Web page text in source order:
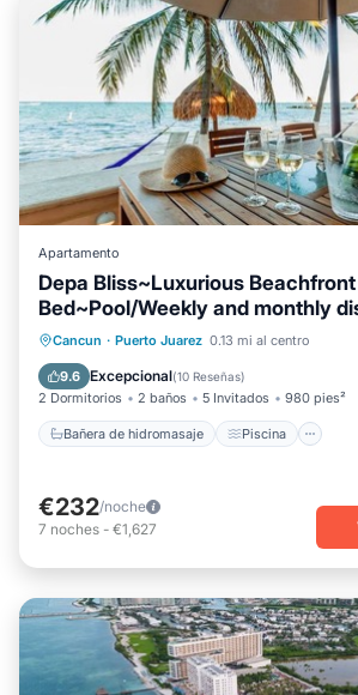
Apartamento
Depa Bliss~Luxurious
Bed~Pool/Weekly and monthly
Cancun · Puerto Juarez 0.13 mi al centro
9.6 Excepcional(10 Reseñas)
2 Dormitorios 2 baños 5 Invitados 980 pies²
Bañera de hidromasaje Piscina
Bañera de hidromasaje
Piscina
Vista al mar
€232/noche
7 noches - €1,627